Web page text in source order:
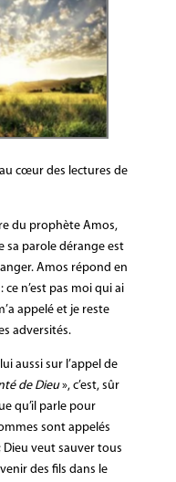
cœur des lectures de
du prophète Amos,
sa parole dérange est
Amos répond en
ce n’est pas moi qui ai
appelé et je reste
adversités.
aussi sur l’appel de
de Dieu», c’est, sûr
qu’il parle pour
sont appelés
veut sauver tous
des fils dans le